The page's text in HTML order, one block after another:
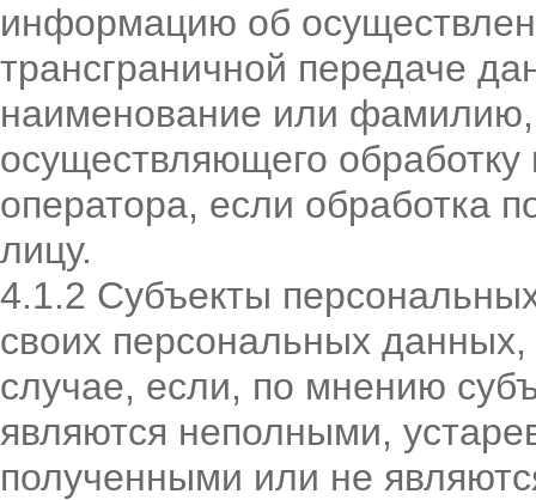
информацию об
трансграничной передаче
наименование или
осуществляющего
оператора, если обработка
лицу.
4.1.2 Субъекты
своих персональных
случае, если, по мнению
являются неполными,
полученными или не